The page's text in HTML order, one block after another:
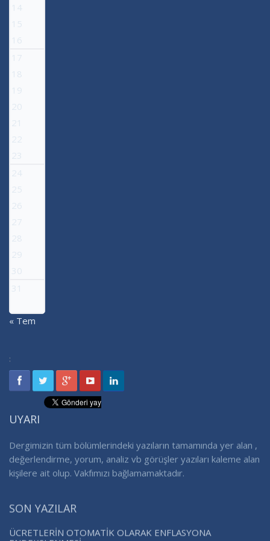
14
15
16
17
18
19
20
21
22
23
24
25
26
27
28
29
30
31
« Tem
:
UYARI
Dergimizin tüm bölümlerindeki yazıların tamamında yer alan ,
değerlendirme, yorum, analiz vb görüşler yazıları kaleme alan
kişilere ait olup. Vakfımızı bağlamamaktadır.
SON YAZILAR
ÜCRETLERİN OTOMATİK OLARAK ENFLASYONA